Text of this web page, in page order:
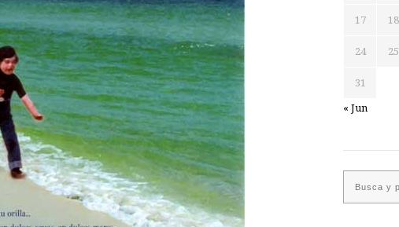
17 18
24 25
31
« Jun